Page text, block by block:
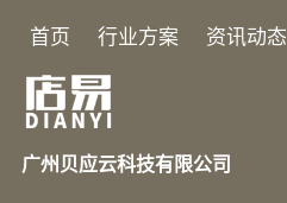
首页 行业方案 资讯动态
广州贝应云科技有限公司